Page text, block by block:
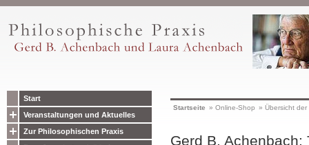
Start
Veranstaltungen und Aktuelles
Zur Philosophischen Praxis
Startseite » Online-Shop » Übersicht
Gerd B.